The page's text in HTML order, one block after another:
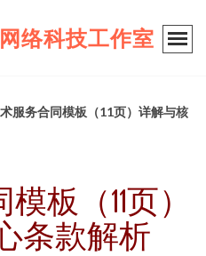
络科技工作室
服务合同模板（11页）详解与核
板（11页）
条款解析